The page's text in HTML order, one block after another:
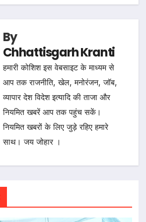
By
Chhattisgarh Kranti
हमारी कोशिश इस वेबसाइट के माध्यम से
आप तक राजनीति, खेल, मनोरंजन, जॉब,
व्यापार देश विदेश इत्यादि की ताजा और
नियमित खबरें आप तक पहुंच सकें।
नियमित खबरों के लिए जुड़े रहिए हमारे
साथ। जय जोहार ।